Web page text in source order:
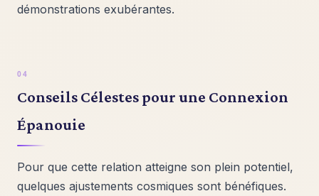
démonstrations exubérantes.
Conseils Célestes pour une Connexion
Épanouie
Pour que cette relation atteigne son plein potentiel,
quelques ajustements cosmiques sont bénéfiques.